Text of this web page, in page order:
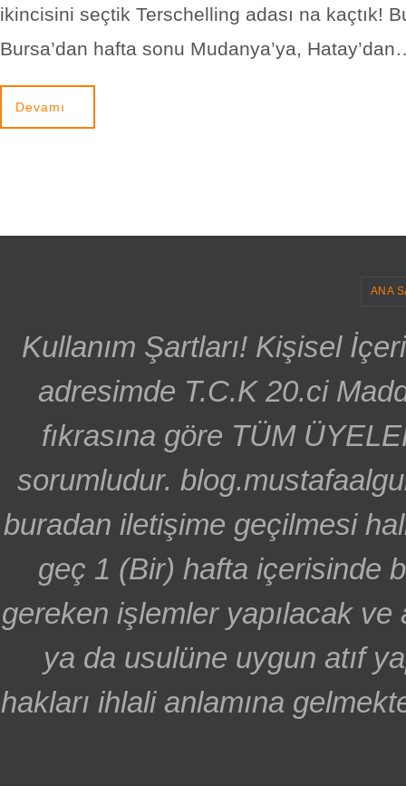
ikincisini seçtik Terschelling adası na kaçtık!
Bursa’dan hafta sonu Mudanya’ya,
Devamı
ANA
Kullanım Şartları! Kişisel
adresimde T.C.K 20.ci
fıkrasına göre TÜM
sorumludur.
buradan iletişime geçilmesi
geç 1 (Bir) hafta içerisinde
gereken işlemler yapılacak ve
ya da usulüne uygun atıf
hakları ihlali anlamına